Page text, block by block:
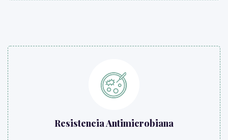
Resistencia Antimicrobiana